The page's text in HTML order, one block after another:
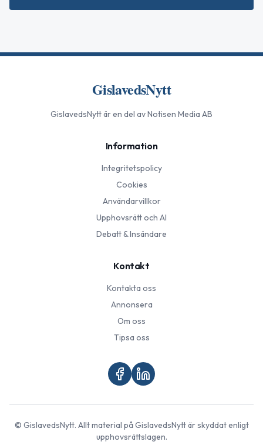
GislavedsNytt
GislavedsNyttär en del av Notisen Media AB
Information
Integritetspolicy
Cookies
Användarvillkor
Upphovsrätt och AI
Debatt & Insändare
Kontakt
Kontakta oss
Annonsera
Om oss
Tipsa oss
© GislavedsNytt. Allt material påGislavedsNyttär skyddat enligt
upphovsrättslagen.